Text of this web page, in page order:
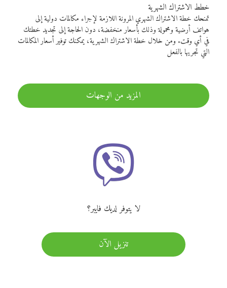
خطط الاشتراك الشهرية
تمنحك خطة الاشتراك الشهري المرونة اللازمة لإجراء مكالمات دولية إلى
هواتف أرضية ومحمولة وذلك بأسعار منخفضة، دون الحاجة إلى تجديد خطتك
في أي وقت. ومن خلال خطة الاشتراك الشهرية، يمكنك توفير أسعار المكالمات
التي تجريها بالفعل
المزيد من الوجهات
لا يتوفر لديك فايبر؟
تنزيل الآن